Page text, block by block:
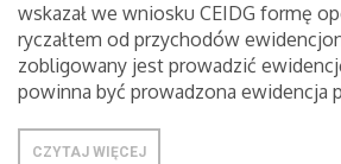
wskazał we wniosku CEIDG formę
ryczałtem od przychodów
zobligowany jest prowadzić
powinna być prowadzona ewidencja
CZYTAJ WIĘCEJ